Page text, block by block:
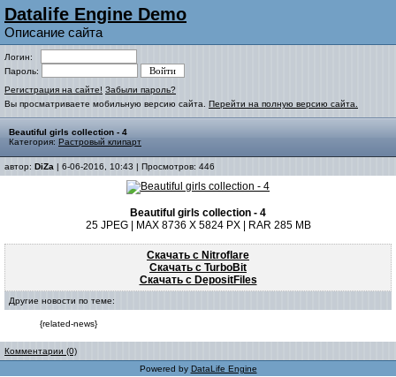
Datalife Engine Demo
Описание сайта
Логин:
Пароль:
Регистрация на сайте! Забыли пароль?
Вы просматриваете мобильную версию сайта. Перейти на полную версию сайта.
Beautiful girls collection - 4
Категория: Растровый клипарт
автор: DiZa | 6-06-2016, 10:43 | Просмотров: 446
Beautiful girls collection - 4
25 JPEG | MAX 8736 X 5824 PX | RAR 285 MB
Скачать с Nitroflare
Скачать с TurboBit
Скачать с DepositFiles
Другие новости по теме:
{related-news}
Комментарии (0)
Powered by DataLife Engine